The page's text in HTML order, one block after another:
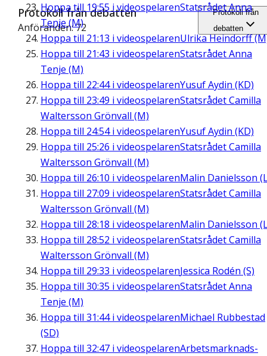
Hoppa till 19:55 i videospelarenStatsrådet Anna
Tenje (M)
Hoppa till 21:13 i videospelarenUlrika Heindorff
Hoppa till 21:43 i videospelarenStatsrådet Anna
Tenje (M)
Hoppa till 22:44i videospelarenYusuf Aydin (KD)
Hoppa till 23:49 i videospelarenStatsrådet Camilla
Waltersson Grönvall (M)
Hoppa till 24:54i videospelarenYusuf Aydin (KD)
Hoppa till 25:26 i videospelarenStatsrådet Camilla
Waltersson Grönvall (M)
Hoppa till 26:10 i videospelarenMalin Danielsson
Hoppa till 27:09 i videospelarenStatsrådet Camilla
Waltersson Grönvall (M)
Hoppa till 28:18 i videospelarenMalin Danielsson
Hoppa till 28:52 i videospelarenStatsrådet Camilla
Waltersson Grönvall (M)
Hoppa till 29:33 i videospelarenJessica Rodén (S)
Hoppa till 30:35 i videospelarenStatsrådet Anna
Tenje (M)
Hoppa till 31:44i videospelarenMichael Rubbestad
(SD)
Hoppa till 32:47 i videospelarenArbetsmarknads-
Protokoll från debatten
Anföranden: 72
Protokoll från
debatten